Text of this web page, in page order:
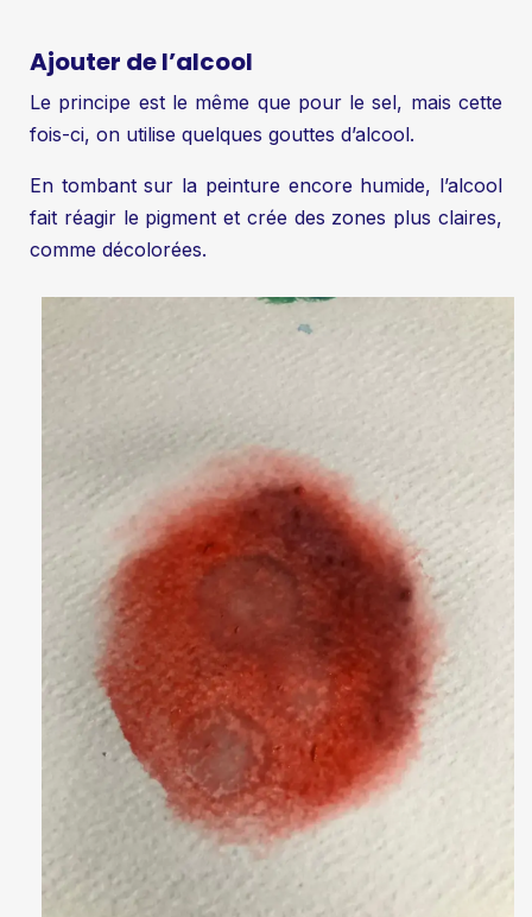
Ajouter de l’alcool
Le principe est le même que pour le sel, mais cette
fois-ci, on utilise quelques gouttes d’alcool.
En tombant sur la peinture encore humide, l’alcool
fait réagir le pigment et crée des zones plus claires,
comme décolorées.